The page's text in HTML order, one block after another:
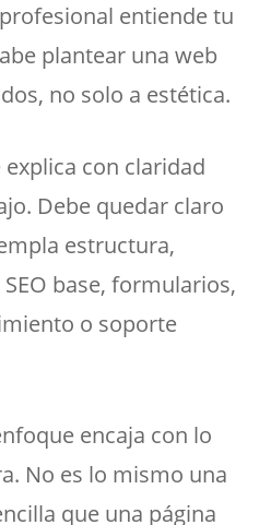
entiende tu
plantear una web
no solo a estética.
explica con claridad
Debe quedar claro
estructura,
base, formularios,
o soporte
encaja con lo
No es lo mismo una
que una página